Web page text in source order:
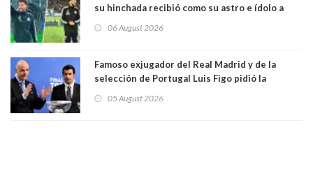
su hinchada recibió como su astro e ídolo a
06 August 2026
Famoso exjugador del Real Madrid y de la
selección de Portugal Luis Figo pidió la
comportamiento más bajo y cobarde que he
05 August 2026